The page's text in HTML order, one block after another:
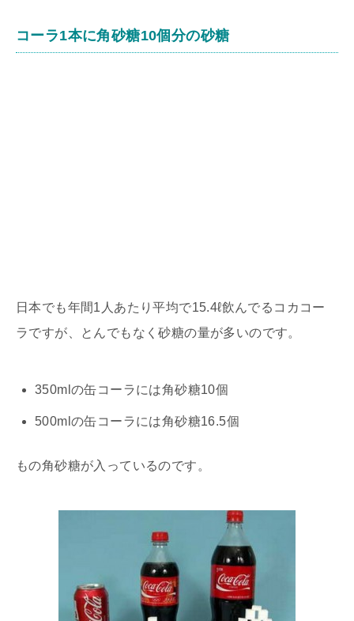
コーラ1本に角砂糖10個分の砂糖
日本でも年間1人あたり平均で15.4ℓ飲んでるコカコー
ラですが、とんでもなく砂糖の量が多いのです。
350mlの缶コーラには角砂糖10個
500mlの缶コーラには角砂糖16.5個
もの角砂糖が入っているのです。